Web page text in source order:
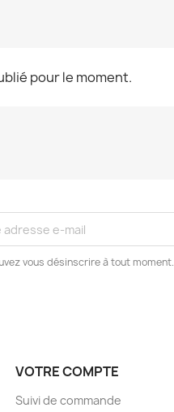
pour le moment.
vous désinscrire à tout moment.
VOTRE COMPTE
Suivi de commande